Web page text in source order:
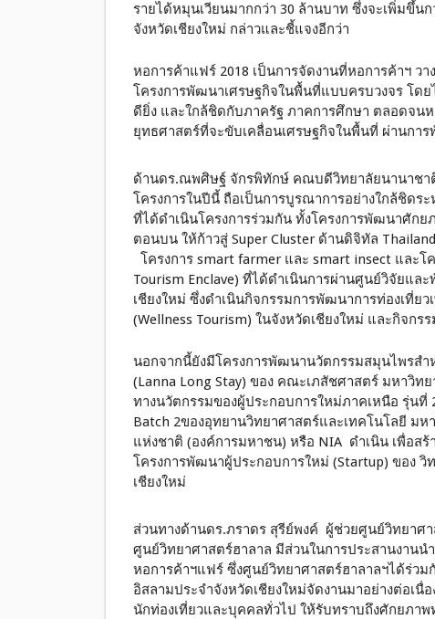
รายได้หมุนเวียนมากกว่า 30 ล้านบาท ซึ่งจะเพิ่มขึ้น
จังหวัดเชียงใหม่ กล่าวและชี้แจงอีกว่า
หอการค้าแฟร์ 2018 เป็นการจัดงานที่หอการค้าฯ
โครงการพัฒนาเศรษฐกิจในพื้นที่แบบครบวงจร โดย
ดียิ่ง และใกล้ชิดกับภาครัฐ ภาคการศึกษา ตลอดจน
ยุทธศาสตร์ที่จะขับเคลื่อนเศรษฐกิจในพื้นที่ ผ่านกา
ด้านดร.ณพศิษฐ์ จักรพิทักษ์ คณบดีวิทยาลัยนานาชาติ
โครงการในปีนี้ ถือเป็นการบูรณาการอย่างใกล้ชิดร
ที่ได้ดำเนินโครงการร่วมกัน ทั้งโครงการพัฒนาศัก
ตอนบน ให้ก้าวสู่ Super Cluster ด้านดิจิทัล
โครงการ smart farmer และ smart insect และโ
Tourism Enclave) ที่ได้ดำเนินการผ่านศูนย์วิจัยแ
เชียงใหม่ ซึ่งดำเนินกิจกรรมการพัฒนาการท่องเที่ยว
(Wellness Tourism) ในจังหวัดเชียงใหม่ และกิจก
นอกจากนี้ยังมีโครงการพัฒนานวัตกรรมสมุนไพรสำ
(Lanna Long Stay) ของ คณะเภสัชศาสตร์ มห
ทางนวัตกรรมของผู้ประกอบการใหม่ภาคเหนือ รุ่น
Batch 2ของอุทยานวิทยาศาสตร์และเทคโนโลยี มห
แห่งชาติ (องค์การมหาชน) หรือ NIA ดำเนิน เพื่อสร้
โครงการพัฒนาผู้ประกอบการใหม่ (Startup) ของ
เชียงใหม่
ส่วนทางด้านดร.ภราดร สุรีย์พงค์ ผู้ช่วยศูนย์วิทยาศ
ศูนย์วิทยาศาสตร์ฮาลาล มีส่วนในการประสานงาน
หอการค้าฯแฟร์ ซึ่งศูนย์วิทยาศาสตร์ฮาลาลฯได้ร่ว
อิสลามประจำจังหวัดเชียงใหม่จัดงานมาอย่างต่อเ
นักท่องเที่ยวและบุคคลทั่วไป ให้รับทราบถึงศักยภา